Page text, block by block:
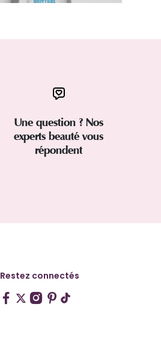
Une question ? Nos
experts beauté vous
répondent
Restez connectés